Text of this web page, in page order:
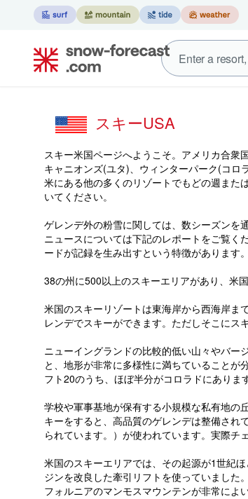
スキーUSA
スキー米国ページへようこそ。アメリカ合衆
キャニオンズ(ユタ)、ウィンターパーク(コ
米にある他の多くのリゾートでもどの週また
いてください。
ゲレンデ外の粉雪に関しては、数シーズンを
ニュースについては下記のレポートをご覧く
ードが記録を生み出すという特徴があります
38の州に500以上のスキーエリアがあり、米
米国のスキーリゾートは東海岸から西海岸ま
レンデでスキーができます。ただしそこにス
ニューイングランドの比較的低い山々やバー
と、地形が非常に多様性に満ちていることが
フト20のうち、ほぼ半分がコロラドにあります
学校や軍事基地が保有する小規模な私有地の
キーをすると、高品質のゲレンデは整備され
られています。）が使われています。実際チ
米国のスキーエリアでは、その起源が1世紀
ジンを改良した牽引リフトを使っていました
フォルニアのマンモスマウンテンが非常によい